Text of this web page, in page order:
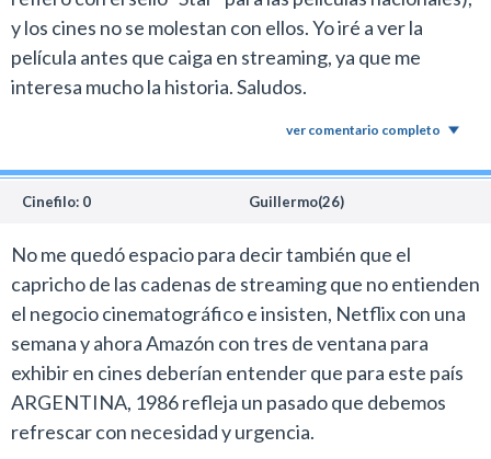
y los cines no se molestan con ellos. Yo iré a ver la
película antes que caiga en streaming, ya que me
interesa mucho la historia. Saludos.
ver comentario completo
Cinefilo: 0 Guillermo(26)
No me quedó espacio para decir también que el
capricho de las cadenas de streaming que no entienden
el negocio cinematográfico e insisten, Netflix con una
semana y ahora Amazón con tres de ventana para
exhibir en cines deberían entender que para este país
ARGENTINA, 1986 refleja un pasado que debemos
refrescar con necesidad y urgencia.